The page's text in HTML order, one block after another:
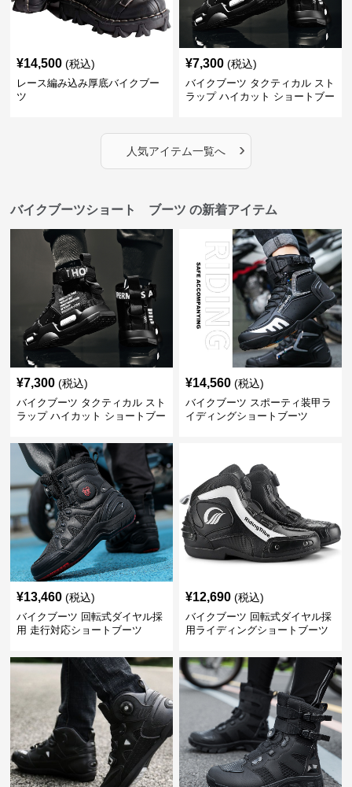
¥14,500 (税込)
レース編み込み厚底バイクブー
ツ
¥7,300 (税込)
バイクブーツ タクティカル スト
ラップ ハイカット ショートブー
人気アイテム一覧へ ›
バイクブーツショート ブーツ の新着アイテム
¥7,300 (税込)
バイクブーツ タクティカル スト
ラップ ハイカット ショートブー
¥14,560 (税込)
バイクブーツ スポーティ装甲ラ
イディングショートブーツ
¥13,460 (税込)
バイクブーツ 回転式ダイヤル採
用 走行対応ショートブーツ
¥12,690 (税込)
バイクブーツ 回転式ダイヤル採
用ライディングショートブーツ